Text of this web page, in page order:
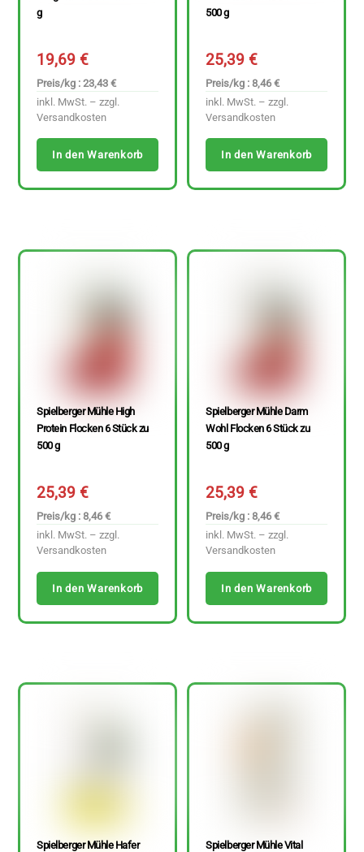
g
19,69€
Preis/kg : 23,43 €
inkl. MwSt. – zzgl.
Versandkosten
In den Warenkorb
500 g
25,39€
Preis/kg : 8,46 €
inkl. MwSt. – zzgl.
Versandkosten
In den Warenkorb
Spielberger Mühle High
Protein Flocken 6 Stück zu
500 g
25,39€
Preis/kg : 8,46 €
inkl. MwSt. – zzgl.
Versandkosten
In den Warenkorb
Spielberger Mühle Darm
Wohl Flocken 6 Stück zu
500 g
25,39€
Preis/kg : 8,46 €
inkl. MwSt. – zzgl.
Versandkosten
In den Warenkorb
Spielberger Mühle Hafer
Spielberger Mühle Vital